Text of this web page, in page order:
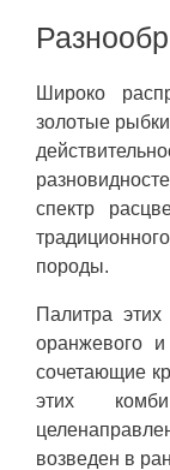
Широко
золотые
спектр
породы.
Палитра
оранжевого
сочетающие
этих
возведен в